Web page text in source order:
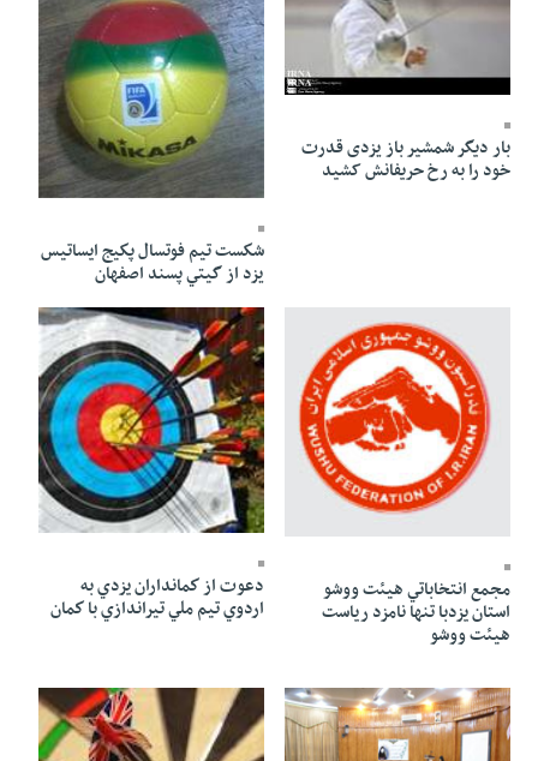
25 Ordibehesht 1391 - 02:54
بار دیگر شمشیر باز یزدی قدرت
خود را به رخ حریفانش کشید 25 Ordibehesht 1391 - 02:54
شكست تيم فوتسال پكيج ايساتيس
یزد از گيتي پسند اصفهان
مجمع انتخاباتي هيئت ووشو
استان يزدبا تنها نامزد رياست
هيئت ووشو
25 Ordibehesht 1391 - 02:53
دعوت از كمانداران يزدي به
اردوي تيم ملي تيراندازي با كمان